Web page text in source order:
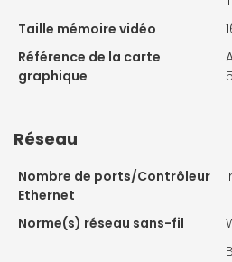
Taille mémoire vidéo
Référence de la carte
graphique
Réseau
Nombre de ports/Contrôleur
Ethernet
Norme(s) réseau sans-fil